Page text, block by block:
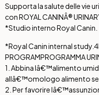
Supporta la salute delle vie
con ROYAL CANINÂ®
*Studio interno Royal Canin.
*Royal Canin internal study.
PROGRAMPROGRAMMA
1. Abbina lâ€™alimento
allâ€™omologo alimento
2. Per favorire